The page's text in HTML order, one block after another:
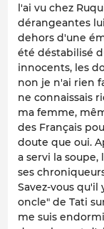
l'ai vu chez
dérangeantes
dehors d'une
été déstabilisé
innocents, les
non je n'ai rien
ne connaissais
ma femme,
des Français
doute que oui.
a servi la
ses
Savez-vous
oncle" de Tati
me suis